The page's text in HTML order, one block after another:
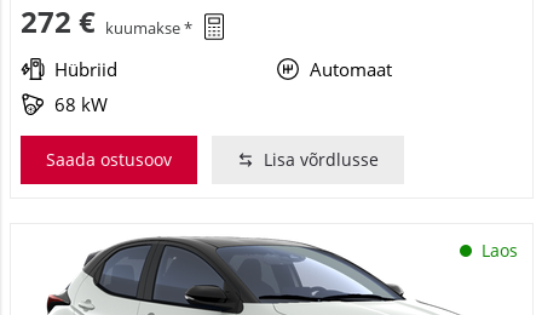
272 € kuumakse *
Hübriid
Automaat
68 kW
Saada ostusoov Lisa võrdlusse
Laos